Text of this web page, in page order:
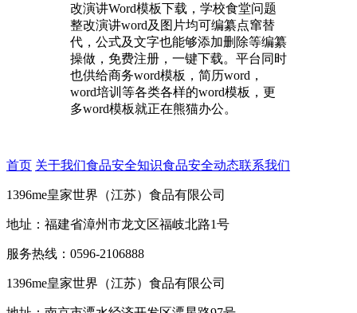
改演讲Word模板下载，学校食堂问题
整改演讲word及图片均可编纂点窜替
代，公式及文字也能够添加删除等编纂
操做，免费注册，一键下载。平台同时
也供给商务word模板，简历word，
word培训等各类各样的word模板，更
多word模板就正在熊猫办公。
首页 关于我们食品安全知识食品安全动态联系我们
1396me皇家世界（江苏）食品有限公司
地址：福建省漳州市龙文区福岐北路1号
服务热线：0596-2106888
1396me皇家世界（江苏）食品有限公司